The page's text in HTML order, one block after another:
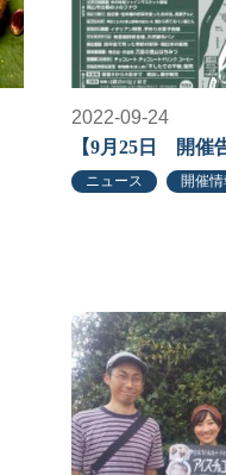
2022-09-24
【9月25日 開催
ニュース 開催情